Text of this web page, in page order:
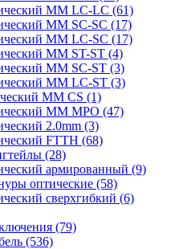
MM LC-LC (61)
MM SC-SC (17)
MM LC-SC (17)
MM ST-ST (4)
MM SC-ST (3)
MM LC-ST (3)
MM CS (1)
MM MPO (47)
2.0mm (3)
FTTH (68)
(28)
армированный (9)
оптические (58)
сверхгибкий (6)
(79)
(536)